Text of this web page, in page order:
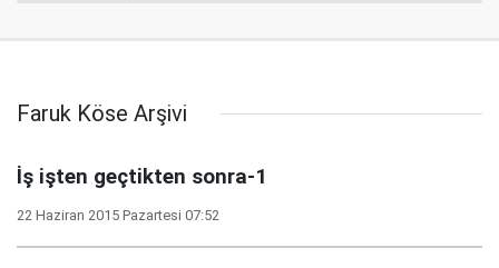
Faruk Köse Arşivi
İş işten geçtikten sonra-1
22 Haziran 2015 Pazartesi 07:52